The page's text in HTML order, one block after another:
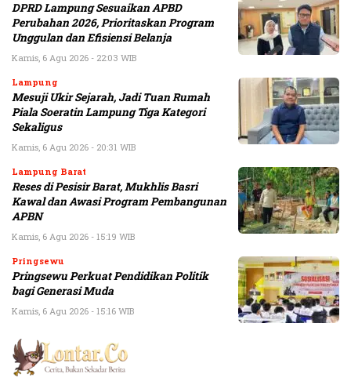
DPRD Lampung Sesuaikan APBD
Perubahan 2026, Prioritaskan Program
Unggulan dan Efisiensi Belanja
Kamis, 6 Agu 2026 - 22:03 WIB
Lampung
Mesuji Ukir Sejarah, Jadi Tuan Rumah
Piala Soeratin Lampung Tiga Kategori
Sekaligus
Kamis, 6 Agu 2026 - 20:31 WIB
Lampung Barat
Reses di Pesisir Barat, Mukhlis Basri
Kawal dan Awasi Program Pembangunan
APBN
Kamis, 6 Agu 2026 - 15:19 WIB
Pringsewu
Pringsewu Perkuat Pendidikan Politik
bagi Generasi Muda
Kamis, 6 Agu 2026 - 15:16 WIB